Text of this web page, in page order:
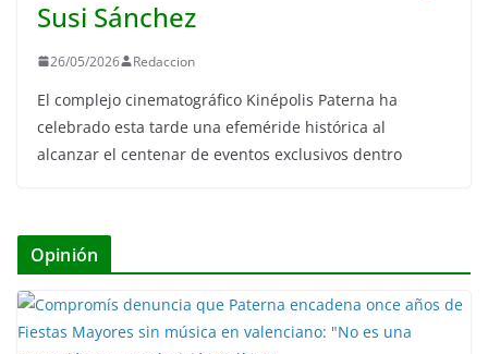
Susi Sánchez
26/05/2026 Redaccion
El complejo cinematográfico Kinépolis Paterna ha
celebrado esta tarde una efeméride histórica al
alcanzar el centenar de eventos exclusivos dentro
Opinión